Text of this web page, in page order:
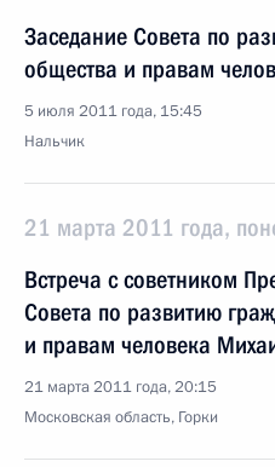
Заседание Совета по
общества и правам
5 июля 2011 года, 15:45
Нальчик
21 марта 2011 года,
Встреча с советником
Совета по развитию
и правам человека
21 марта 2011 года, 20:15
Московская область, Горки